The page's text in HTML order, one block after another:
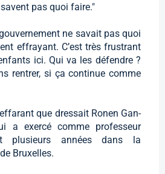
pas quoi faire."
ne savait pas quoi
effrayant. C’est très frustrant
ici. Qui va les défendre ?
rentrer, si ça continue comme
que dressait Ronen Gan-
a exercé comme professeur
plusieurs années dans la
Bruxelles.